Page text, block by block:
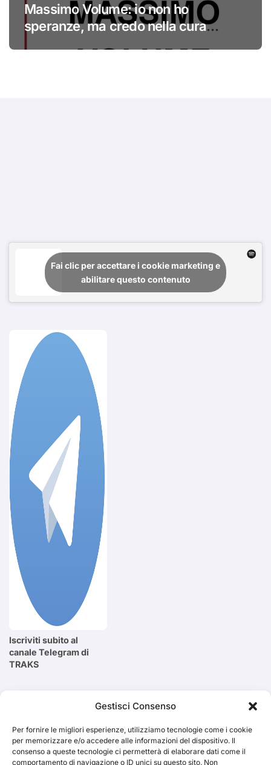
Gestisci Consenso
Per fornire le migliori esperienze, utilizziamo tecnologie come i cookie
per memorizzare e/o accedere alle informazioni del dispositivo. Il
consenso a queste tecnologie ci permetterà di elaborare dati come il
comportamento di navigazione o ID unici su questo sito. Non
Massimo Volume: io non ho
speranze, ma credo nella cura
Fai clic per accettare i cookie marketing e
abilitare questo contenuto
Iscriviti subito al
canale Telegram di
TRAKS
Cerca